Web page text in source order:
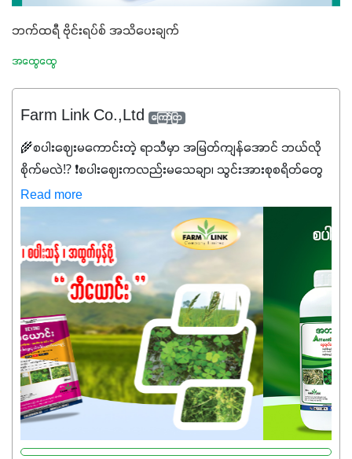
ဘက်ထရီ ဗိုင်းရပ်စ် အသိပေးချက်
အထွေထွေ
Farm Link Co.,Ltd ကြော်ငြာ
🌾စပါးဈေးမကောင်းတဲ့ ရာသီမှာ အမြတ်ကျန်အောင် ဘယ်လို
စိုက်မလဲ⁉️ ❗စပါးဈေးကလည်းမသေချာ၊ သွင်းအားစုစရိတ်တွေ
ကလည်း တက်နေတဲ့ဒီလိုအချိန်မှာ သွင်းအားစုဖိုးကို လျှော့ချပြီး
အထွက်နှုန်းကို ထိန်းထားနိုင်မှ ဦးကြီးတို့ အဆင်ပြေမှာနော် ✔️ဒါ
ကြောင့် ကိုယ်သုံးသမျှ ကိုယ့်အတွက်အကျိုးရစေမယ့်
အရည်အသွေးစိတ်ချရတဲ့ သွင်းအားစုပစ္စည်းတွေကိုပဲ ရွေးချယ်
သုံးသင့်ပါတယ်။
Read more